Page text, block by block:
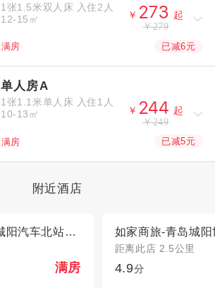
1张1.5米双人床 入住2人
12-15㎡
￥   起
￥279
满房 已减6元
单人房A
1张1.1米单人床 入住1人
10-13㎡
￥  起
￥249
满房 已减5元
附近酒店
如家旗下-青岛城阳汽车北站派柏·云酒店
满房
距离此店 2.5公里
4.9分